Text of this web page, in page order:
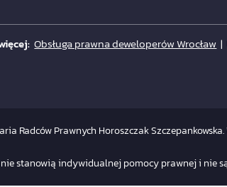
Obsługa prawna deweloperów Wrocław |
Radców Prawnych Horoszczak Szczepankowska.
stanowią indywidualnej pomocy prawnej i nie